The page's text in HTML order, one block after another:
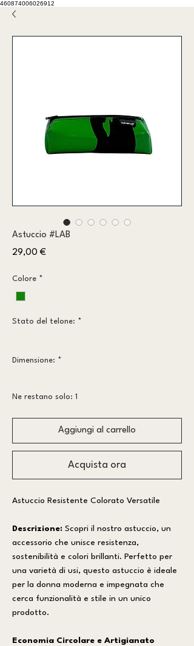
460874006026912
Astuccio #LAB
29,00 €Prezzo
Colore *
Stato del telone: *
Dimensione: *
Ne restano solo: 1
Aggiungi al carrello
Acquista ora
Astuccio Resistente Colorato Versatile
Descrizione: Scopri il nostro astuccio, un
accessorio che unisce resistenza,
sostenibilità e colori brillanti. Perfetto per
una varietà di usi, questo astuccio è ideale
per la donna moderna e impegnata che
cerca funzionalità e stile in un unico
prodotto.
Economia Circolare e Artigianato